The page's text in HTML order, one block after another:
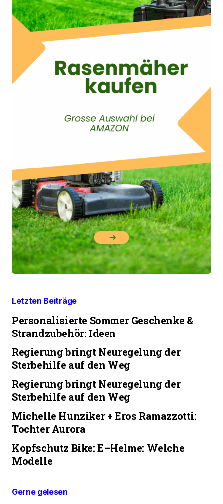
Letzten Beiträge
Personalisierte Sommer Geschenke &
Strandzubehör: Ideen
Regierung bringt Neuregelung der
Sterbehilfe auf den Weg
Regierung bringt Neuregelung der
Sterbehilfe auf den Weg
Michelle Hunziker + Eros Ramazzotti:
Tochter Aurora
Kopfschutz Bike: E–Helme: Welche
Modelle
Gerne gelesen